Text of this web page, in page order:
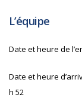
L’équipe
Date et heure de
Date et heure
h 52